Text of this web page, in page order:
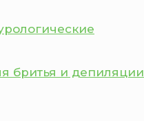
бритья и депиляции